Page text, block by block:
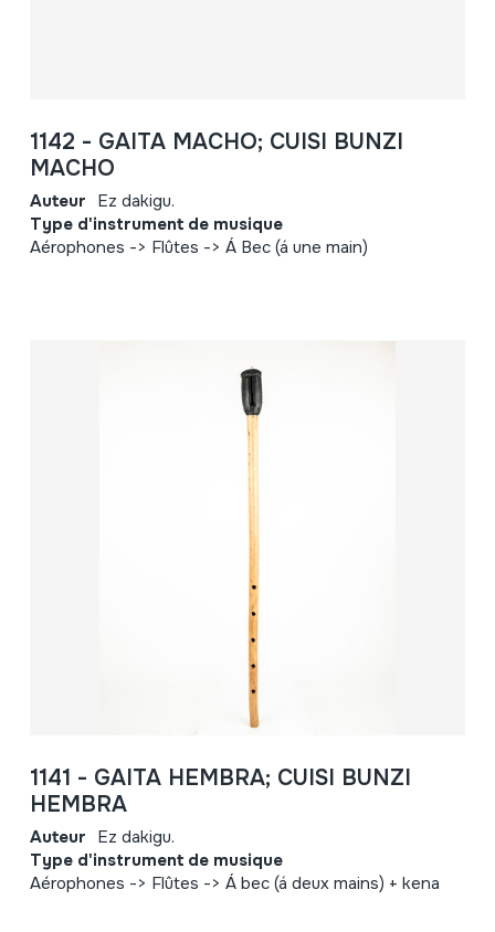
1142 - GAITA MACHO; CUISI BUNZI
MACHO
Auteur Ez dakigu.
Type d'instrument de musique
Aérophones -> Flûtes -> Á Bec (á une main)
1141 - GAITA HEMBRA; CUISI BUNZI
HEMBRA
Auteur Ez dakigu.
Type d'instrument de musique
Aérophones -> Flûtes -> Á bec (á deux mains) + kena